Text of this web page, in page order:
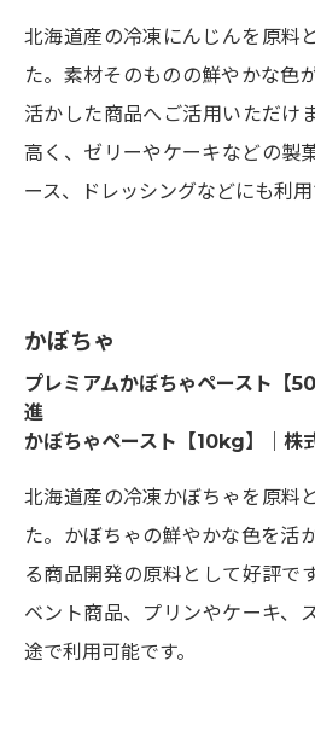
北海道産の冷凍にんじんを原料
た。素材そのものの鮮やかな色
活かした商品へご活用いただけ
高く、ゼリーやケーキなどの製
ース、ドレッシングなどにも利用
かぼちゃ
プレミアムかぼちゃペースト【
進
かぼちゃペースト【10kg】｜株
北海道産の冷凍かぼちゃを原料
た。かぼちゃの鮮やかな色を活
る商品開発の原料として好評で
ベント商品、プリンやケーキ、
途で利用可能です。